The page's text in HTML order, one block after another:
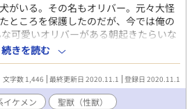
がいる。その名もオリバー。元々大怪
ところを保護したのだが、今では俺の
可愛いオリバーがある朝起きたらいな
に家にいたのはケモミミ付きの褐色系
ー実は犬じゃなかったの！？聖獣っ
？ これは聖獣オリバーと飼い主アクア
続きを読む
文字数 1,446 最終更新日 2020.11.1 登録日 2020.11.1
イケメン 聖獣（性獣）